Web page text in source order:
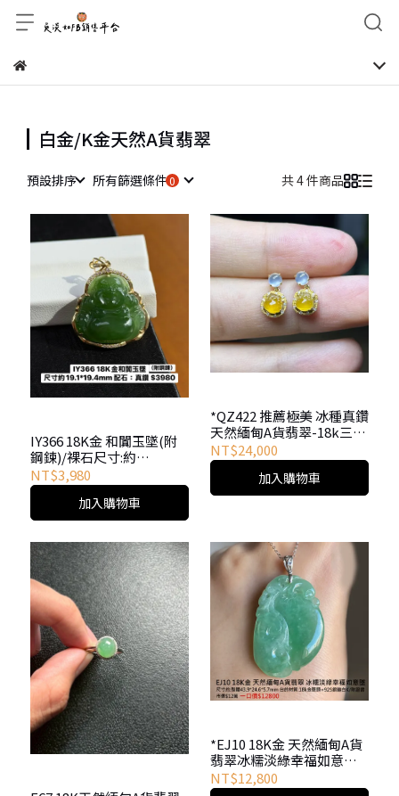
白金/K金天然A貨翡翠
預設排序 所有篩選條件 共 4 件商品
IY366 18K金 和闐玉墜(附
鋼鍊)/裸石尺寸:約
19.1*19.4mm/配石:真鑽
NT$3,980
加入購物車
*QZ422 推薦極美 冰種真鑽
天然緬甸A貨翡翠-18k三角
金蟾耳釘(無燒黃翡)
NT$24,000
加入購物車
*EJ10 18K金 天然緬甸A貨
翡翠冰糯淡綠幸福如意墜
(福瓜配如意，幸福又如
NT$12,800